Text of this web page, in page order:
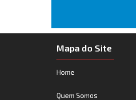
Mapa do Site
Home
Quem Somos